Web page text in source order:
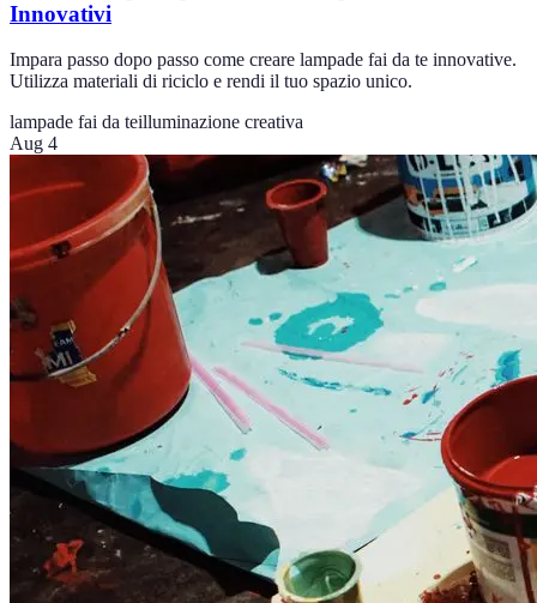
Innovativi
Impara passo dopo passo come creare lampade fai da te innovative.
Utilizza materiali di riciclo e rendi il tuo spazio unico.
lampade fai da teilluminazione creativa
Aug 4